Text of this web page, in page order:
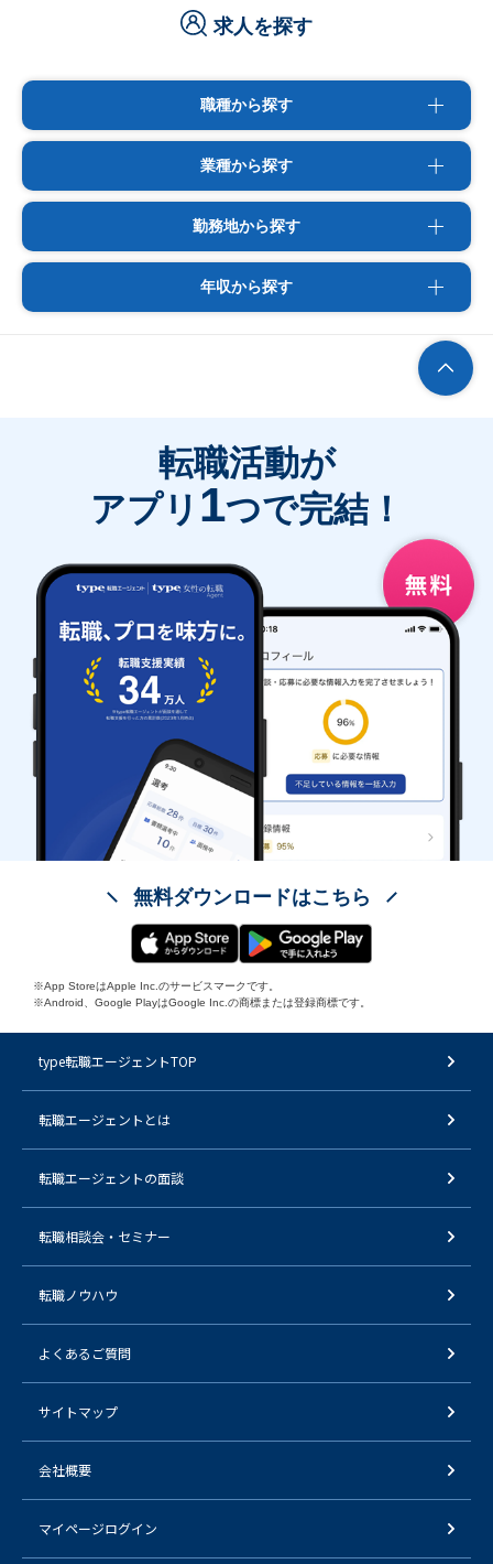
求人を探す
職種から探す
業種から探す
勤務地から探す
年収から探す
転職活動が
アプリ 1つで完結！
無料ダウンロードはこちら
※App StoreはApple Inc.のサービスマークです。
※Android、Google PlayはGoogle Inc.の商標または登録商標です。
type転職エージェントTOP
転職エージェントとは
転職エージェントの面談
転職相談会・セミナー
転職ノウハウ
よくあるご質問
サイトマップ
会社概要
マイページログイン